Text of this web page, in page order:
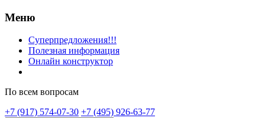
Меню
Суперпредложения!!!
Полезная информация
Онлайн конструктор
По всем вопросам
+7 (917) 574-07-30 +7 (495) 926-63-77